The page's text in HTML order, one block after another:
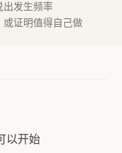
出发生频率
证明值得自己做
以开始